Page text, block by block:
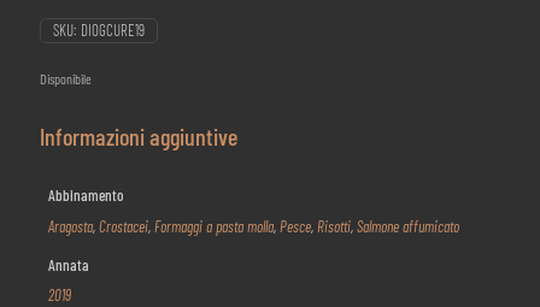
SKU: DIOGCURE19
Disponibile
Informazioni aggiuntive
Abbinamento
Aragosta,Crostacei,Formaggi a pasta molla,Pesce,Risotti,Salmone affumicato
Annata
2019